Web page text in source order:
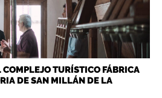
TURÍSTICO FÁBRICA
DE SAN MILLÁN DE LA